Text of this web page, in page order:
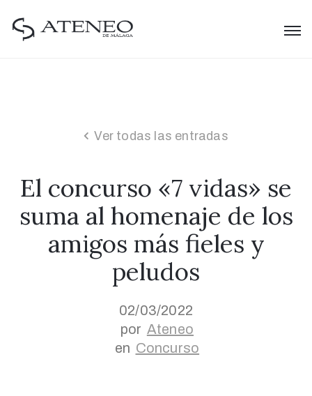
Ver todas las entradas
El concurso «7 vidas» se
suma al homenaje de los
amigos más fieles y
peludos
02/03/2022
por Ateneo
en Concurso